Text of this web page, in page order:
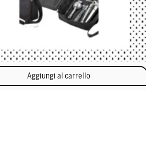
Aggiungi al carrello